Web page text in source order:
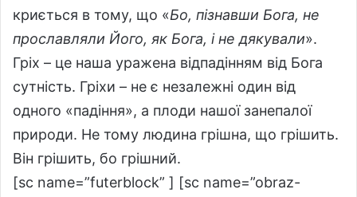
криється в тому, що «Бо, пізнавши Бога, не
прославляли Його, як Бога, і не дякували».
Гріх – це наша уражена відпадінням від Бога
сутність. Гріхи – не є незалежні один від
одного «падіння», а плоди нашої занепалої
природи. Не тому людина грішна, що грішить.
Він грішить, бо грішний.
[sc name=”futerblock” ] [sc name=”obraz-